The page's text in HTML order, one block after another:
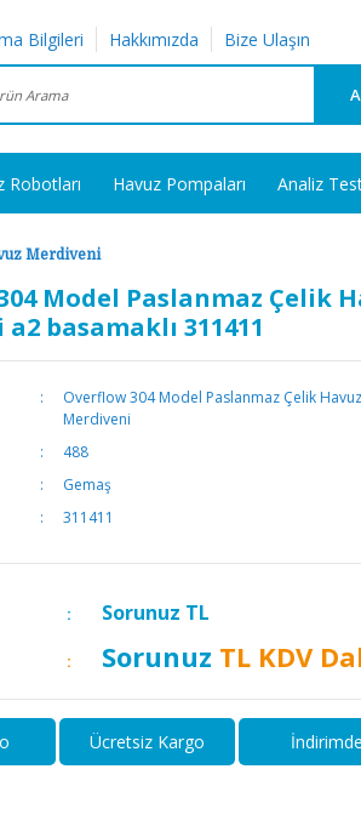
Bilgileri Hakkımızda Bize Ulaşın
Robotları Havuz Pompaları Analiz
Merdiveni
Model Paslanmaz Çelik
basamaklı 311411
Overflow 304 Model Paslanmaz Çelik Havuz
Merdiveni
488
Gemaş
311411
Sorunuz TL
Sorunuz TL KDV
Ücretsiz Kargo İndirimde